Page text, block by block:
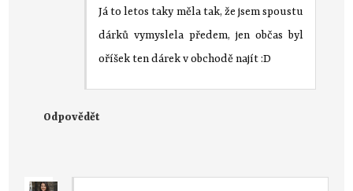
Já to letos taky měla tak, že jsem spoustu
dárků vymyslela předem, jen občas byl
oříšek ten dárek v obchodě najít :D
Odpovědět